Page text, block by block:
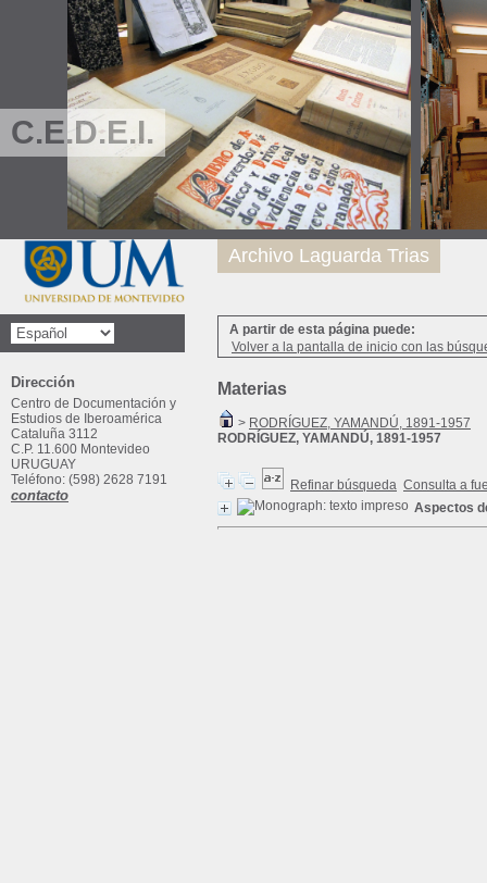
C.E.D.E.I.
A partir de esta página puede:
Volver a la pantalla de inicio con las
Materias
> RODRÍGUEZ, YAMANDÚ, 1891-1957
RODRÍGUEZ, YAMANDÚ, 1891-1957
Refinar búsqueda Consulta a
Aspectos
Archivo Laguarda Trias
Dirección
Centro de Documentación y
Estudios de Iberoamérica
Cataluña 3112
C.P. 11.600 Montevideo
URUGUAY
Teléfono: (598) 2628 7191
contacto